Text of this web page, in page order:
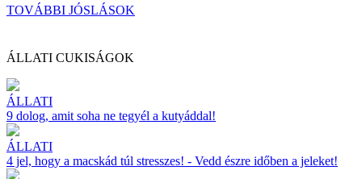
TOVÁBBI JÓSLÁSOK
ÁLLATI CUKISÁGOK
ÁLLATI
9 dolog, amit soha ne tegyél a kutyáddal!
ÁLLATI
4 jel, hogy a macskád túl stresszes! - Vedd észre időben a jeleket!